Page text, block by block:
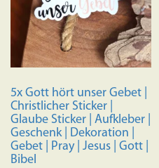
5x Gott hört unser Gebet |
Christlicher Sticker |
Glaube Sticker | Aufkleber |
Geschenk | Dekoration |
Gebet | Pray | Jesus | Gott |
Bibel